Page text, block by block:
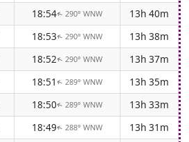
18:54↑ 290° WNW 13h 40m
18:53↑ 290° WNW 13h 38m
18:52↑ 290° WNW 13h 37m
18:51 ↑ 289° WNW 13h 35m
18:50↑ 289° WNW 13h 33m
18:49↑ 288° WNW 13h 31m